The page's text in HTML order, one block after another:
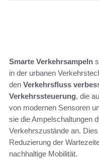
Smarte Verkehrsampeln
in der urbanen
den Verkehrsfluss
Verkehrssteuerung, die
von modernen Sensoren
sie die Ampelschaltungen
Verkehrszustände an.
Reduzierung der
nachhaltige Mobilität.